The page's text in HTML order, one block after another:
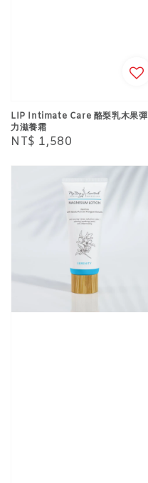
LIP Intimate Care 酪梨乳木果彈
力滋養霜
Regular
NT$ 1,580